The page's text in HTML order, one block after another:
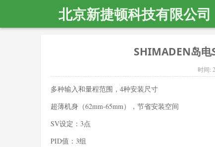
北京新捷顿科技有限公司
SHIMADEN岛电
时间:
多种输入和量程范围，4种安装尺寸
超薄机身（62mm-65mm），节省安装空间
SV设定：3点
PID值：3组